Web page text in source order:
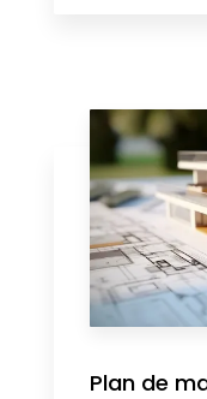
Plan de